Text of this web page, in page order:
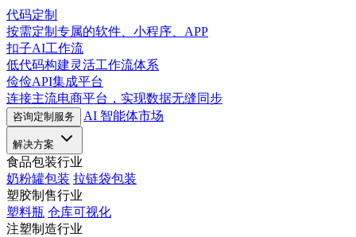
代码定制
按需定制专属的软件、小程序、APP
扣子AI工作流
低代码构建灵活工作流体系
俭俭API集成平台
连接主流电商平台，实现数据无缝同步
咨询定制服务 AI 智能体市场
解决方案
食品包装行业
奶粉罐包装 拉链袋包装
塑胶制售行业
塑料瓶 仓库可视化
注塑制造行业